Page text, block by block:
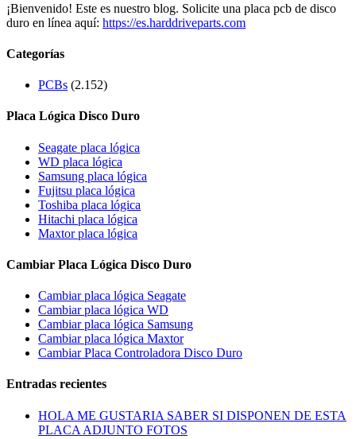
¡Bienvenido! Este es nuestro blog. Solicite una placa pcb de disco
duro en línea aquí: https://es.harddriveparts.com
Categorías
PCBs (2.152)
Placa Lógica Disco Duro
Seagate placa lógica
WD placa lógica
Samsung placa lógica
Fujitsu placa lógica
Toshiba placa lógica
Hitachi placa lógica
Maxtor placa lógica
Cambiar Placa Lógica Disco Duro
Cambiar placa lógica Seagate
Cambiar placa lógica WD
Cambiar placa lógica Samsung
Cambiar placa lógica Maxtor
Cambiar Placa Controladora Disco Duro
Entradas recientes
HOLA ME GUSTARIA SABER SI DISPONEN DE ESTA
PLACA ADJUNTO FOTOS